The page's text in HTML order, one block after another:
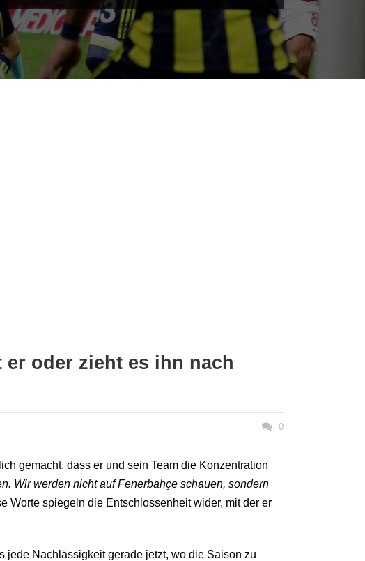
oder zieht es ihn nach
0
gemacht, dass er und sein Team die Konzentration
Wir werden nicht auf Fenerbahçe schauen, sondern
Worte spiegeln die Entschlossenheit wider, mit der er
jede Nachlässigkeit gerade jetzt, wo die Saison zu